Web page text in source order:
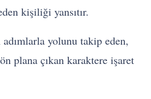
kişiliği yansıtır.
yolunu takip eden,
plana çıkan karaktere işaret